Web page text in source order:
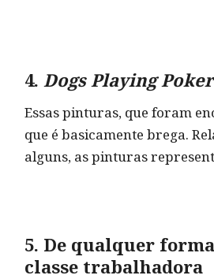
4. Dogs Playing Poker
Essas pinturas, que foram
que é basicamente brega.
alguns, as pinturas
5. De qualquer
classe trabalhadora